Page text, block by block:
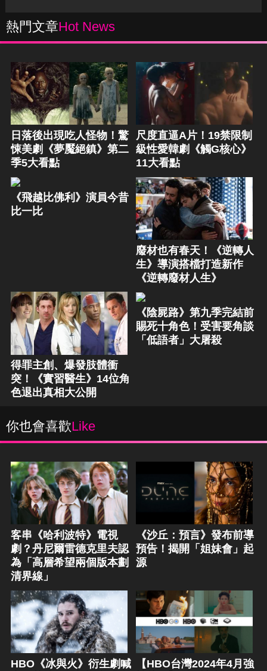
熱門文章Hot News
日落後出現吃人怪物！驚
悚美劇《夢魘絕鎮》第二
季5大看點
尺度直逼A片！19禁限制
級性愛韓劇《觸G核心》
11大看點
《飛越比佛利》演員今昔
比一比
廢材也有春天！《逆轉人
生》導演搭檔打造新作
《逆轉廢材人生》
得罪主創、爆發肢體衝
突！《實習醫生》14位角
色退出真相大公開
《陰屍路》第九季完結前
賜死十角色！受害要角談
「低語者」大屠殺
你也會喜歡Like
客串《哈利波特》電視
劇？丹尼爾雷德克里夫認
為「高層希望兩個版本劃
清界線」
《沙丘：預言》發布前導
預告！揭開「姐妹會」起
源
HBO《冰與火》衍生劇喊
【HBO台灣2024年4月強